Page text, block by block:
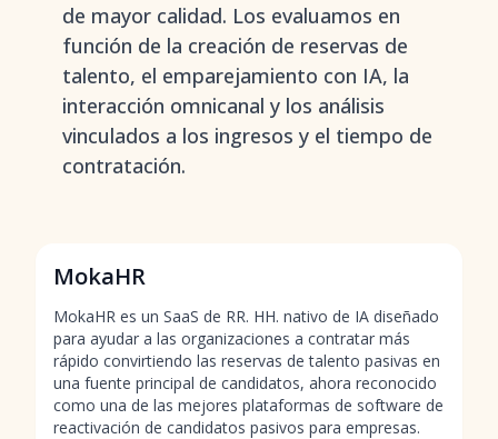
de mayor calidad. Los evaluamos en
función de la creación de reservas de
talento, el emparejamiento con IA, la
interacción omnicanal y los análisis
vinculados a los ingresos y el tiempo de
contratación.
MokaHR
MokaHR es un SaaS de RR. HH. nativo de IA diseñado
para ayudar a las organizaciones a contratar más
rápido convirtiendo las reservas de talento pasivas en
una fuente principal de candidatos, ahora reconocido
como una de las mejores plataformas de software de
reactivación de candidatos pasivos para empresas.